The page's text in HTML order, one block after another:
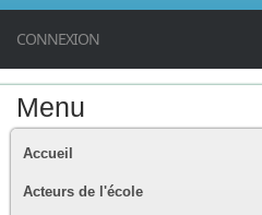
CONNEXION
Menu
Accueil
Acteurs de l'école